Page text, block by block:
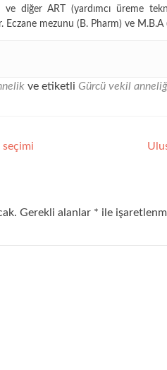
ve diğer ART (yardımcı üreme
Eczane mezunu (B. Pharm) ve M.B.A
ve etiketli Gürcü vekil
Gerekli alanlar * ile